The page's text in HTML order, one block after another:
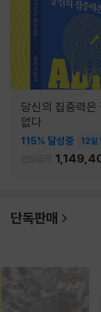
당신의 집중력은
없다
115% 달성중 12일
펀딩금액
단독판매